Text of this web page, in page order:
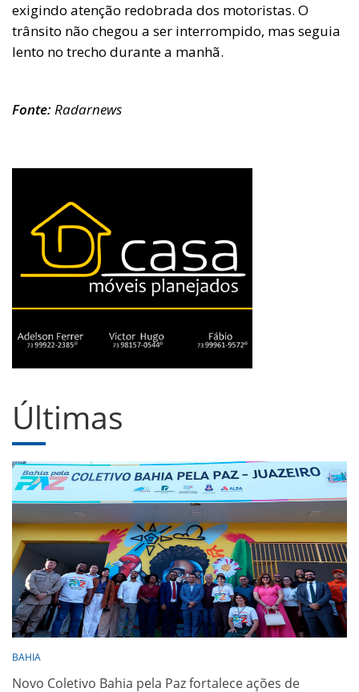
exigindo atenção redobrada dos motoristas. O
trânsito não chegou a ser interrompido, mas seguia
lento no trecho durante a manhã.
Fonte:Radarnews
Últimas
BAHIA
Novo Coletivo Bahia pela Paz fortalece ações de